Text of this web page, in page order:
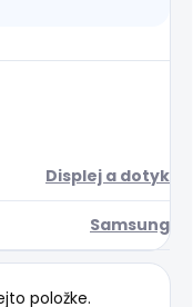
Displej a dotyk
Samsung
položke.